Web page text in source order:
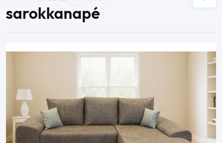
sarokkanapé